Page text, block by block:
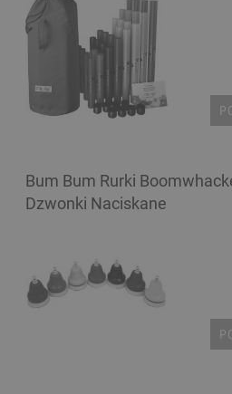
Bum Bum Rurki
Dzwonki Naciskane